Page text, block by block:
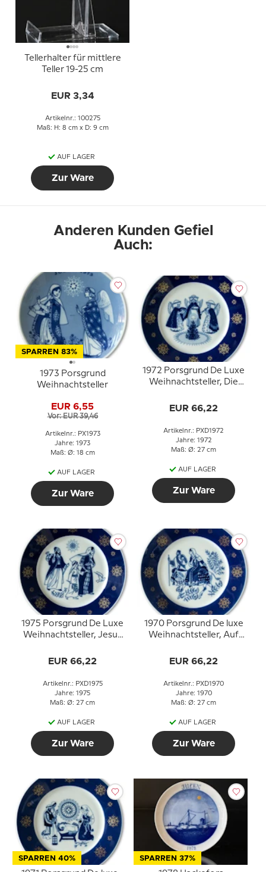
Tellerhalter für mittlere
Teller 19-25 cm
EUR 3,34
Artikelnr.: 100275
Maß: H: 8 cm x D: 9 cm
AUF LAGER
Zur Ware
Anderen Kunden Gefiel
Auch:
SPARREN 83%
1973 Porsgrund
Weihnachtsteller
EUR 6,55
Vor: EUR 39,46
Artikelnr.: PX1973
Jahre: 1973
Maß: Ø: 18 cm
AUF LAGER
Zur Ware
1972 Porsgrund De Luxe
Weihnachtsteller, Die
EUR 66,22
Artikelnr.: PXD1972
Jahre: 1972
Maß: Ø: 27 cm
AUF LAGER
Zur Ware
1975 Porsgrund De Luxe
Weihnachtsteller, Jesus
Tempel
EUR 66,22
Artikelnr.: PXD1975
Jahre: 1975
Maß: Ø: 27 cm
AUF LAGER
Zur Ware
1970 Porsgrund De luxe
Weihnachtsteller, Auf
Bethlehem
EUR 66,22
Artikelnr.: PXD1970
Jahre: 1970
Maß: Ø: 27 cm
AUF LAGER
Zur Ware
SPARREN 40% SPARREN 37%